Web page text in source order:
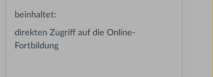
beinhaltet:
direkten Zugriff auf die Online-
Fortbildung